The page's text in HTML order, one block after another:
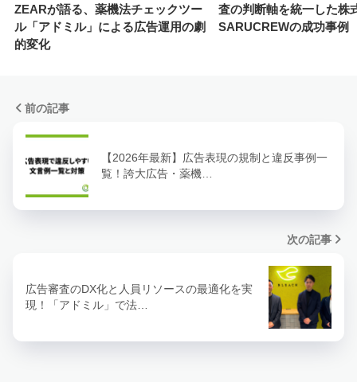
ZEARが語る、薬機法チェックツー
ル「アドミル」による広告運用の劇
的変化
査の判断軸を統一した株
SARUCREWの成功事例
前の記事
【2026年最新】広告表現の規制と違反事例一
覧！誇大広告・薬機…
次の記事
広告審査のDX化と人員リソースの最適化を実
現！「アドミル」で法…